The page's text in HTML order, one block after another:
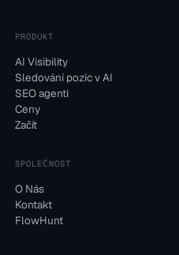
PRODUKT
AI Visibility
Sledování pozic v AI
SEO agenti
Ceny
Začít
SPOLEČNOST
O Nás
Kontakt
FlowHunt